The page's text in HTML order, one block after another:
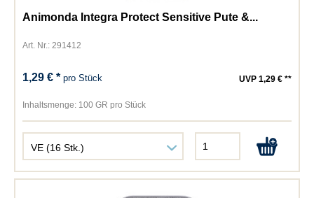
Animonda Integra Protect Sensitive Pute &...
Art. Nr.: 291412
1,29 € *pro Stück UVP 1,29 € **
Inhaltsmenge: 100 GR pro Stück